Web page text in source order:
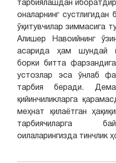
тарбиялашдан
оналарнинг сустлигидан
ўқитувчилар зиммасига
Алишер Навоийнинг
асарида ҳам шундай
борки битта
устозлар эса ўнлаб
тарбия беради.
қийинчиликларга
меҳнат қилаётган
тарбиячиларга
оилаларингизда тинчлик